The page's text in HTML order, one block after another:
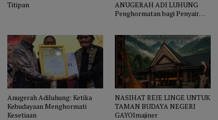
Titipan
ANUGERAH ADI LUHUNG
Penghormatan bagi Penyair
Anugerah Adiluhung: Ketika
Kebudayaan Menghormati
Kesetiaan
NASIHAT REJE LINGE UNTUK
TAMAN BUDAYA NEGERI
GAYOImajiner